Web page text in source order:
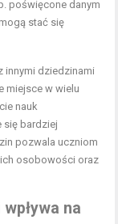
poświęcone danym
stać się
innymi dziedzinami
miejsce w wielu
nauk
się bardziej
pozwala uczniom
ich osobowości oraz
na